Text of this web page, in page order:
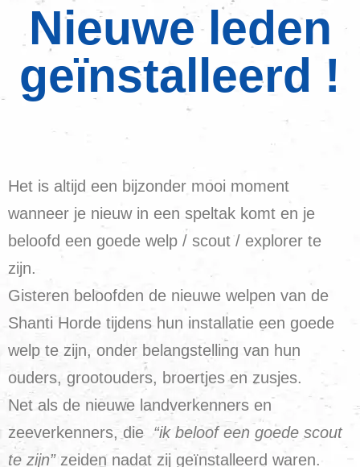
Nieuwe leden
geïnstalleerd !
Het is altijd een bijzonder mooi moment
wanneer je nieuw in een speltak komt en je
beloofd een goede welp / scout / explorer te
zijn.
Gisteren beloofden de nieuwe welpen van de
Shanti Horde tijdens hun installatie een goede
welp te zijn, onder belangstelling van hun
ouders, grootouders, broertjes en zusjes.
Net als de nieuwe landverkenners en
zeeverkenners, die “ik beloof een goede scout
te zijn”zeiden nadat zij geïnstalleerd waren.